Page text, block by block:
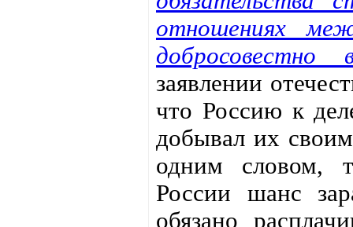
отношениях
добросовестно
заявлении
что Россию к
добывал их
одним словом,
России шанс
обязано